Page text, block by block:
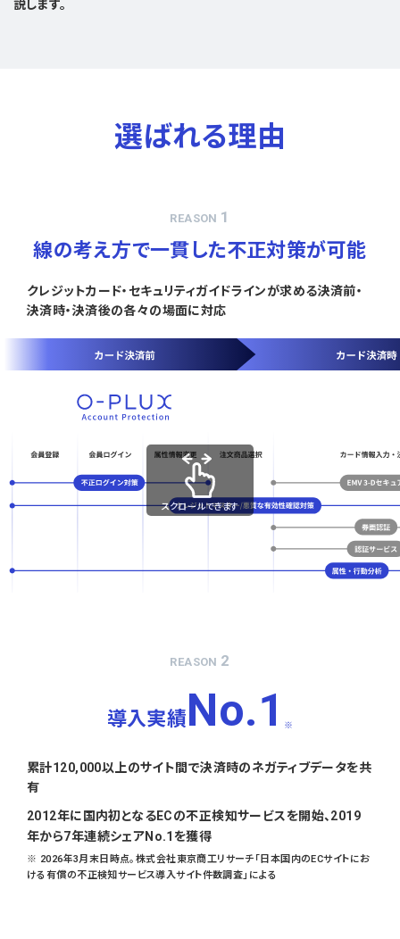
説します。
選ばれる理由
REASON 1
線の考え方で一貫した不正対策が可能
クレジットカード・セキュリティガイドラインが求める決済前・
決済時・決済後の各々の場面に対応
スクロールできます
REASON 2
導入実績No.1 ※
累計120,000以上のサイト間で決済時のネガティブデータを共
有
2012年に国内初となるECの不正検知サービスを開始、2019
年から7年連続シェアNo.1を獲得
※ 2026年3月末日時点。株式会社東京商工リサーチ「日本国内のECサイトにお
ける有償の不正検知サービス導入サイト件数調査」による